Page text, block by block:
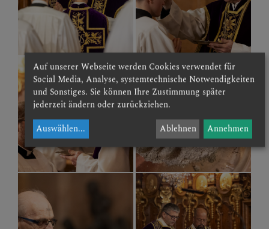
Auf unserer Webseite werden Cookies verwendet für
Social Media, Analyse, systemtechnische Notwendigkeiten
und Sonstiges. Sie können Ihre Zustimmung später
jederzeit ändern oder zurückziehen.
Auswählen... Ablehnen Annehmen